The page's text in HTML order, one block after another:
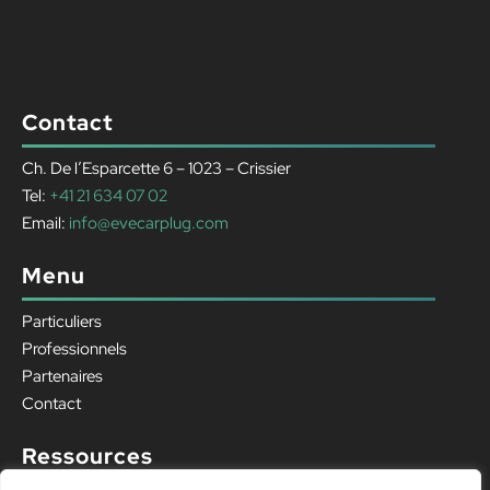
Contact
Ch. De l’Esparcette 6 – 1023 – Crissier
Tel: +41 21 634 07 02
Email: info@evecarplug.com
Menu
Particuliers
Professionnels
Partenaires
Contact
Ressources